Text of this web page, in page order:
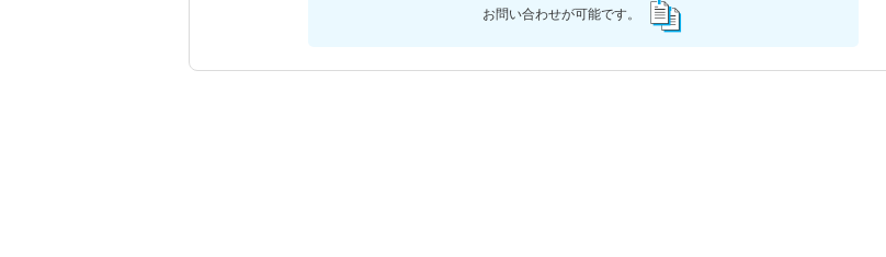
お問い合わせが可能です。